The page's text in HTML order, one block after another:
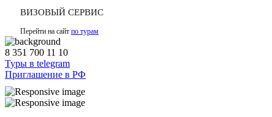
ВИЗОВЫЙ СЕРВИС
Перейти на сайт по турам
8 351 700 11 10
Туры в telegram
Приглашение в РФ